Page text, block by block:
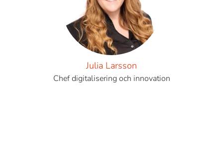
Julia Larsson
Chef digitalisering och innovation